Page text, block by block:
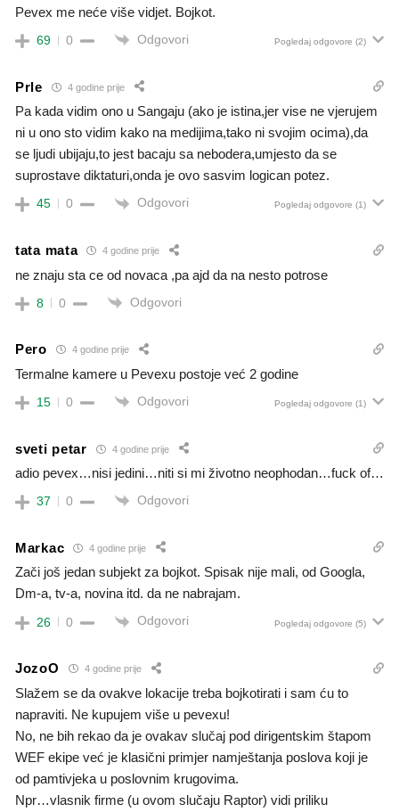
Pevex me neće više vidjet. Bojkot.
69 0 Odgovori Pogledaj odgovore (2)
Prle 4 godine prije
Pa kada vidim ono u Sangaju (ako je istina,jer vise ne vjerujem
ni u ono sto vidim kako na medijima,tako ni svojim ocima),da
se ljudi ubijaju,to jest bacaju sa nebodera,umjesto da se
suprostave diktaturi,onda je ovo sasvim logican potez.
45 0 Odgovori Pogledaj odgovore (1)
tata mata 4 godine prije
ne znaju sta ce od novaca ,pa ajd da na nesto potrose
8 0 Odgovori
Pero 4 godine prije
Termalne kamere u Pevexu postoje već 2 godine
15 0 Odgovori Pogledaj odgovore (1)
sveti petar 4 godine prije
adio pevex…nisi jedini…niti si mi životno neophodan…fuck of…
37 0 Odgovori
Markac 4 godine prije
Zači još jedan subjekt za bojkot. Spisak nije mali, od Googla,
Dm-a, tv-a, novina itd. da ne nabrajam.
26 0 Odgovori Pogledaj odgovore (5)
JozoO 4 godine prije
Slažem se da ovakve lokacije treba bojkotirati i sam ću to
napraviti. Ne kupujem više u pevexu!
No, ne bih rekao da je ovakav slučaj pod dirigentskim štapom
WEF ekipe već je klasični primjer namještanja poslova koji je
od pamtivjeka u poslovnim krugovima.
Npr…vlasnik firme (u ovom slučaju Raptor) vidi priliku